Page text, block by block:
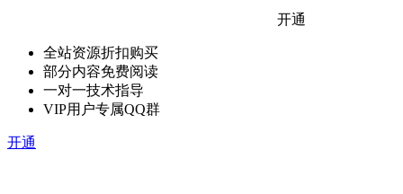
开通
全站资源折扣购买
部分内容免费阅读
一对一技术指导
VIP用户专属QQ群
开通